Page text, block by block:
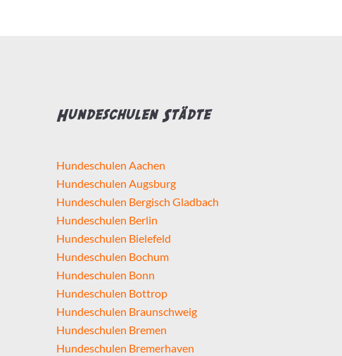
Hundeschulen Städte
Hundeschulen Aachen
Hundeschulen Augsburg
Hundeschulen Bergisch Gladbach
Hundeschulen Berlin
Hundeschulen Bielefeld
Hundeschulen Bochum
Hundeschulen Bonn
Hundeschulen Bottrop
Hundeschulen Braunschweig
Hundeschulen Bremen
Hundeschulen Bremerhaven